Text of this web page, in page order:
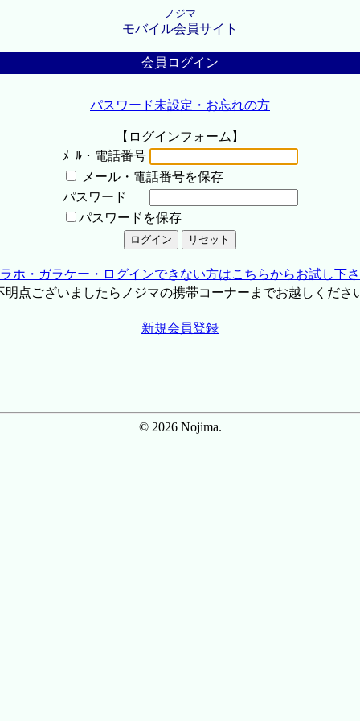
ノジマ
モバイル会員サイト
会員ログイン
パスワード未設定・お忘れの方
【ログインフォーム】
ﾒｰﾙ・電話番号
メール・電話番号を保存
パスワード
パスワードを保存
ホ・ガラケー・ログインできない方はこちらからお試し下
点ございましたらノジマの携帯コーナーまでお越しくださ
新規会員登録
© 2026 Nojima.